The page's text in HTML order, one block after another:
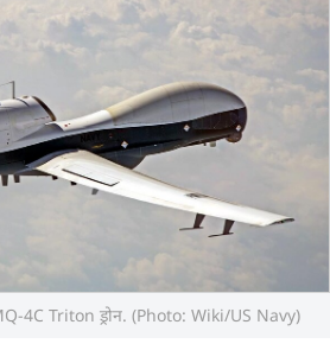
4C Triton ड्रोन. (Photo: Wiki/US Navy)